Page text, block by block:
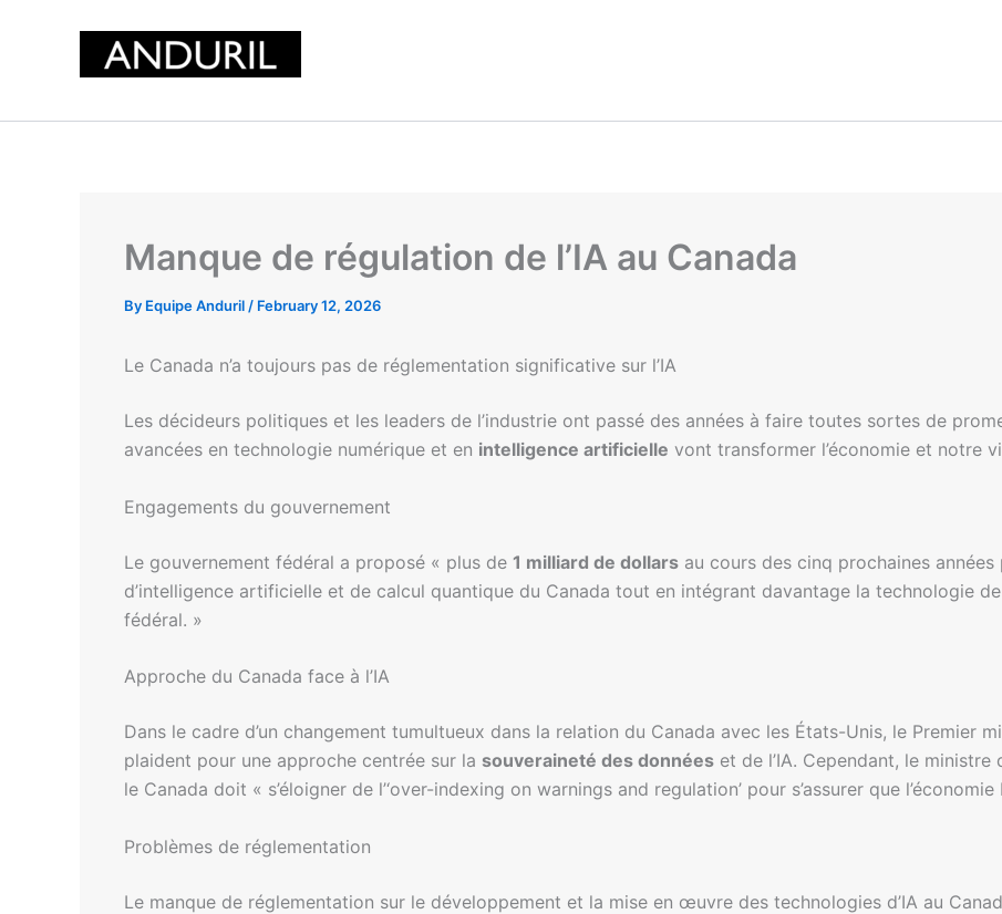
Manque de régulation de l’IA au Canada
By Equipe Anduril / February 12, 2026
Le Canada n’a toujours pas de réglementation significative sur l’IA
Les décideurs politiques et les leaders de l’industrie ont passé des années à faire toutes sortes de
avancées en technologie numérique et en intelligence artificielle vont transformer l’économie et notre
Engagements du gouvernement
Le gouvernement fédéral a proposé « plus de 1 milliard de dollars au cours des cinq prochaines
d’intelligence artificielle et de calcul quantique du Canada tout en intégrant davantage la technologie
fédéral. »
Approche du Canada face à l’IA
Dans le cadre d’un changement tumultueux dans la relation du Canada avec les États-Unis, le Premier
plaident pour une approche centrée sur la souveraineté des données et de l’IA. Cependant, le ministre
le Canada doit « s’éloigner de l’‘over-indexing on warnings and regulation’ pour s’assurer que l’économie
Problèmes de réglementation
Le manque de réglementation sur le développement et la mise en œuvre des technologies d’IA au